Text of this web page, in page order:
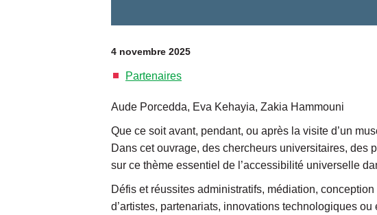
4 novembre 2025
Partenaires
Aude Porcedda, Eva Kehayia, Zakia Hammouni
Que ce soit avant, pendant, ou après la visite d’un
Dans cet ouvrage, des chercheurs universitaires,
sur ce thème essentiel de l’accessibilité universelle
Défis et réussites administratifs, médiation,
d’artistes, partenariats, innovations technologiques